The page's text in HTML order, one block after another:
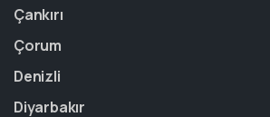
Çankırı
Çorum
Denizli
Diyarbakır